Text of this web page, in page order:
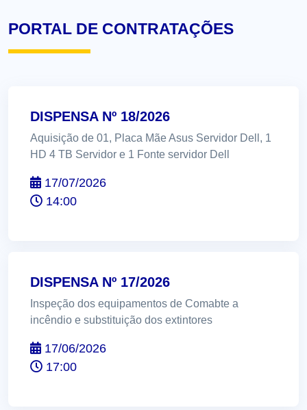
PORTAL DE CONTRATAÇÕES
DISPENSA Nº 18/2026
Aquisição de 01, Placa Mãe Asus Servidor Dell, 1
HD 4 TB Servidor e 1 Fonte servidor Dell
17/07/2026
14:00
DISPENSA Nº 17/2026
Inspeção dos equipamentos de Comabte a
incêndio e substituição dos extintores
17/06/2026
17:00